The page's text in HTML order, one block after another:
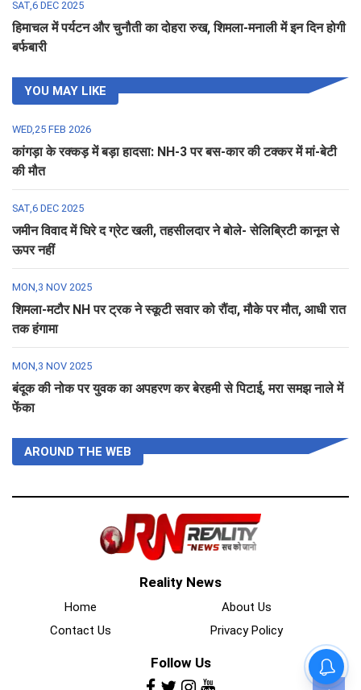
SAT,6 DEC 2025
हिमाचल में पर्यटन और चुनौती का दोहरा रुख, शिमला-मनाली में इन दिन होगी
बर्फबारी
YOU MAY LIKE
WED,25 FEB 2026
कांगड़ा के रक्कड़ में बड़ा हादसा: NH-3 पर बस-कार की टक्कर में मां-बेटी
की मौत
SAT,6 DEC 2025
जमीन विवाद में घिरे द ग्रेट खली, तहसीलदार ने बोले- सेलिब्रिटी कानून से
ऊपर नहीं
MON,3 NOV 2025
शिमला-मटौर NH पर ट्रक ने स्कूटी सवार को रौंदा, मौके पर मौत, आधी रात
तक हंगामा
MON,3 NOV 2025
बंदूक की नोक पर युवक का अपहरण कर बेरहमी से पिटाई, मरा समझ नाले में
फेंका
AROUND THE WEB
Reality News
Home
About Us
Contact Us
Privacy Policy
Follow Us